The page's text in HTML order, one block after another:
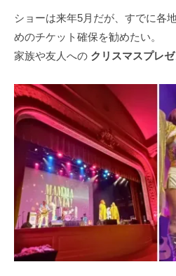
y
a
m
ショーは来年5月だが、すでに各
めのチケット確保を勧めたい。
家族や友人への クリスマスプレ